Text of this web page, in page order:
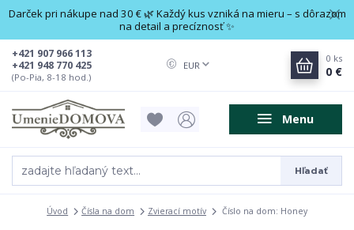
Darček pri nákupe nad 30 € 🌿 Každý kus vzniká na mieru – s dôrazom
na detail a precíznosť ✨
Menu
EUR
Hľadať
+421 948 770 425
+421 907 966 113
(Po-Pia, 8-18 hod.)
0 ks
0 €
Úvod Čísla na dom Zvierací motív Číslo na dom: Honey